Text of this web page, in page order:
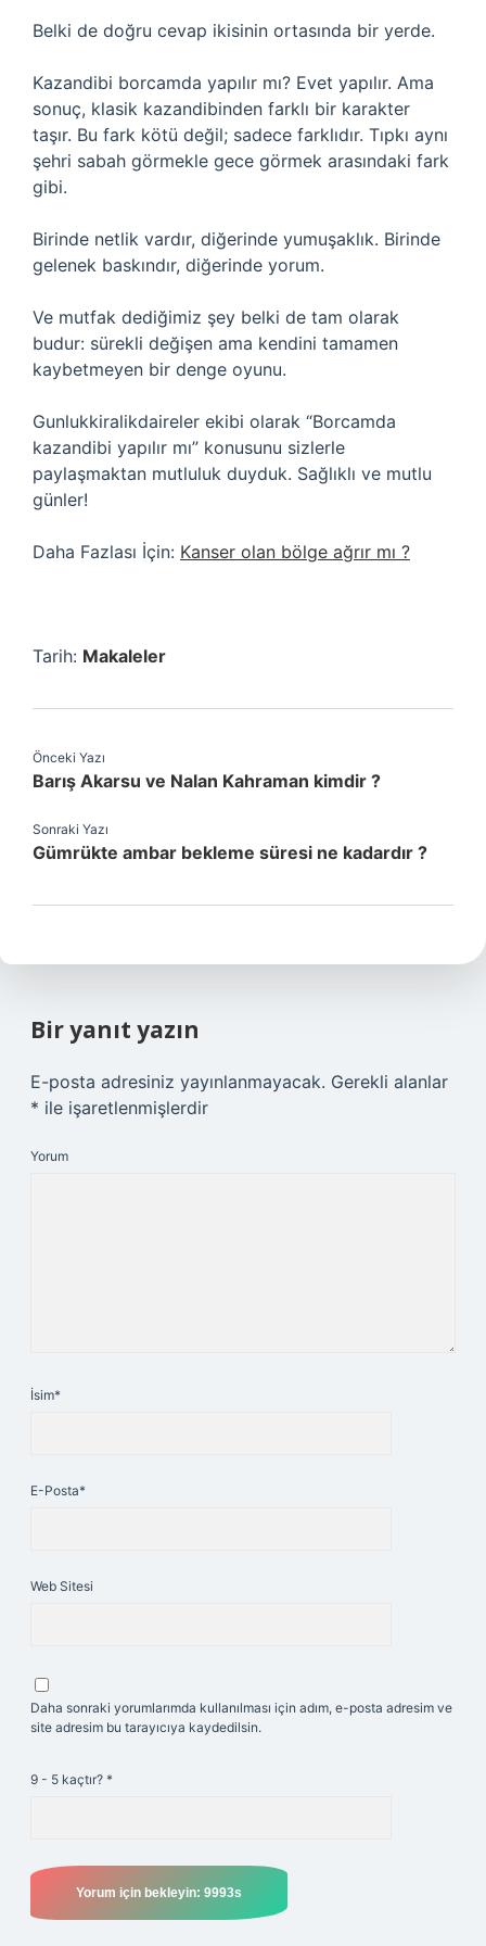
Belki de doğru cevap ikisinin ortasında bir yerde.
Kazandibi borcamda yapılır mı? Evet yapılır. Ama
sonuç, klasik kazandibinden farklı bir karakter
taşır. Bu fark kötü değil; sadece farklıdır. Tıpkı aynı
şehri sabah görmekle gece görmek arasındaki fark
gibi.
Birinde netlik vardır, diğerinde yumuşaklık. Birinde
gelenek baskındır, diğerinde yorum.
Ve mutfak dediğimiz şey belki de tam olarak
budur: sürekli değişen ama kendini tamamen
kaybetmeyen bir denge oyunu.
Gunlukkiralikdaireler ekibi olarak “Borcamda
kazandibi yapılır mı” konusunu sizlerle
paylaşmaktan mutluluk duyduk. Sağlıklı ve mutlu
günler!
Daha Fazlası İçin: Kanser olan bölge ağrır mı ?
Tarih: Makaleler
Önceki Yazı
Barış Akarsu ve Nalan Kahraman kimdir ?
Sonraki Yazı
Gümrükte ambar bekleme süresi ne kadardır ?
Bir yanıt yazın
E-posta adresiniz yayınlanmayacak. Gerekli alanlar
* ile işaretlenmişlerdir
Yorum
İsim*
E-Posta*
Web Sitesi
Daha sonraki yorumlarımda kullanılması için adım, e-posta adresim ve
site adresim bu tarayıcıya kaydedilsin.
9 - 5 kaçtır? *